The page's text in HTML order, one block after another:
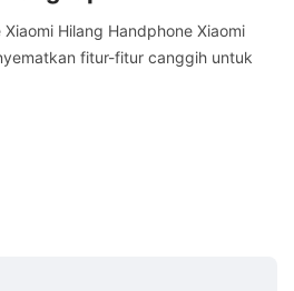
Hilang Handphone Xiaomi
fitur-fitur canggih untuk